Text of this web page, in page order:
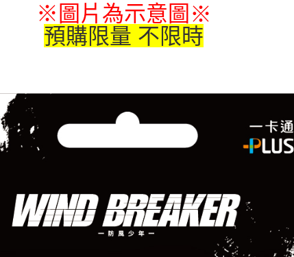
宅配-木棉花樂園專用
每筆NT$100，滿NT$1,300(含以上)免
黑貓宅配-貨到付款
每筆NT$150
※圖片為示意圖 ※
預購限量 不限時